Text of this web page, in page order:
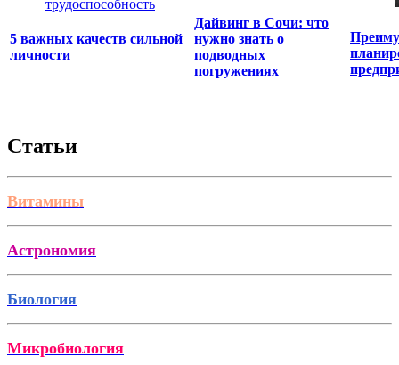
5 важных качеств сильной
личности
Дайвинг в Сочи: что
нужно знать о
подводных
погружениях
Статьи
Витамины
Астрономия
Биология
Микробиология